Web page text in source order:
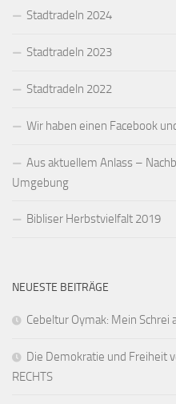
Stadtradeln 2024
Stadtradeln 2023
Stadtradeln 2022
Wir haben einen Facebook
Aus aktuellem Anlass –
Umgebung
Bibliser Herbstvielfalt 2019
NEUESTE BEITRÄGE
Cebeltur Oymak: Mein Schrei
Die Demokratie und Freiheit
RECHTS